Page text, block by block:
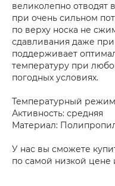
великолепно отводят
при очень сильном
по верху носка не
сдавливания даже
поддерживает
температуру при
погодных условиях.
Температурный
Активность: средняя
Материал:
У нас вы сможете
по самой низкой цене